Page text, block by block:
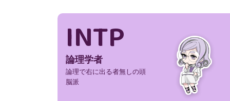
INTP
論理学者
論理で右に出る者無しの頭
脳派